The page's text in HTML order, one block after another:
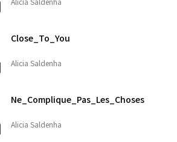
Close_To_You
Alicia Saldenha
Ne_Complique_Pas_Les_Choses
Alicia Saldenha